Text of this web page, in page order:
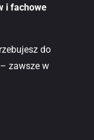
i fachowe
do
zawsze w